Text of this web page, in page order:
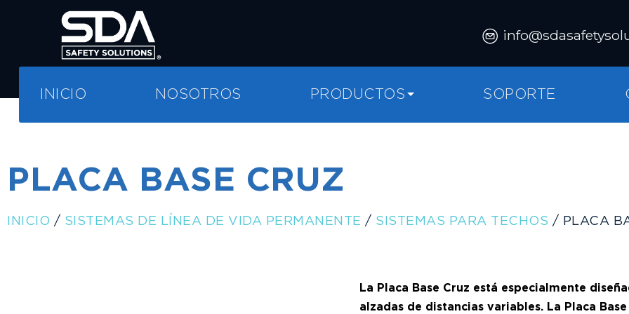
INICIO NOSOTROS PRODUCTOS SOPORTE
PLACA BASE CRUZ
INICIO / SISTEMAS DE LÍNEA DE VIDA PERMANENTE / SISTEMAS PARA TECHOS / PLACA
La Placa Base Cruz está especialmente
alzadas de distancias variables. La Placa